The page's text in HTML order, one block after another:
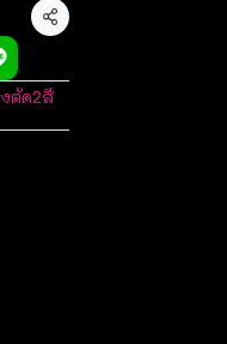
แชร์
ตัด2สี